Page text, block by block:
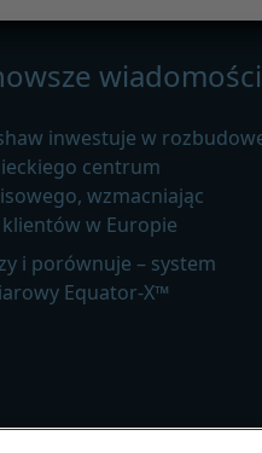
wiadomości
inwestuje w
centrum
wzmacniając
w Europie
i porównuje – system
Equator-X™